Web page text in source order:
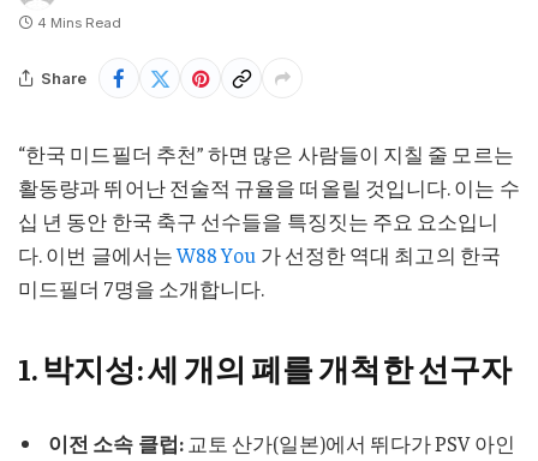
4 Mins Read
Share
“한국 미드필더 추천” 하면 많은 사람들이 지칠 줄 모르는
활동량과 뛰어난 전술적 규율을 떠올릴 것입니다. 이는 수
십 년 동안 한국 축구 선수들을 특징짓는 주요 요소입니
다. 이번 글에서는W88 You 가 선정한 역대 최고의 한국
미드필더 7명을 소개합니다.
1. 박지성: 세 개의 폐를 개척한 선구자
이전 소속 클럽: 교토 산가(일본)에서 뛰다가 PSV 아인